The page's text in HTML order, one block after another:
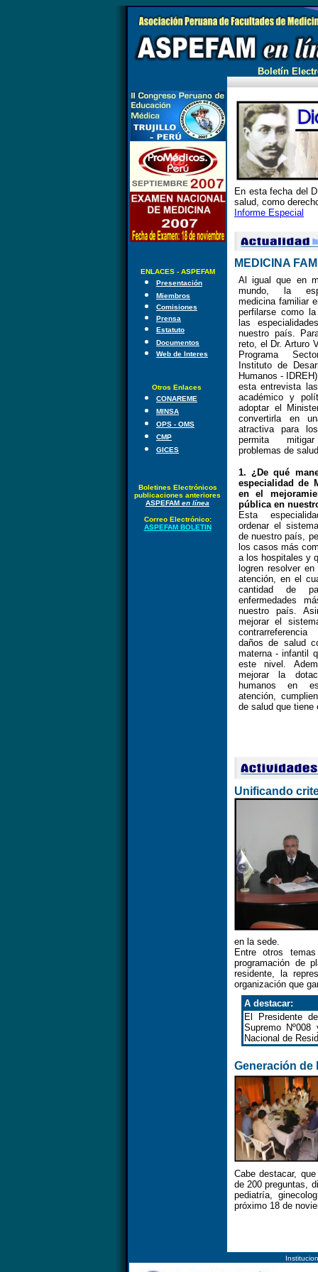
Boletín
ENLACES - ASPEFAM
Presentación
Miembros
Comisiones
Prensa
Estatuto
Documentos
Web de Interes
Otros Enlaces
CONAREME
MINSA
OPS - OMS
CMP
GICES
Boletines Electrónicos
publicaciones anteriores
ASPEFAM en línea
Correo Electrónico:
ASPEFAM BOLETIN
En esta fecha del
salud, como
Informe Especial
MEDICINA
Al igual que en
mundo, la
medicina familiar
perfilarse como
las
nuestro país.
reto, el Dr. Arturo
Programa
Instituto de
Humanos -
esta entrevista
académico y
adoptar el
convertirla en
atractiva para
permita
problemas de
1. ¿De qué
especialidad de
en el
pública en
Esta
ordenar el
de nuestro país,
los casos más
a los hospitales y
logren resolver
atención, en el
cantidad de
enfermedades
nuestro país.
mejorar el
daños de salud
materna - infantil
este nivel.
mejorar la
humanos en
atención,
de salud que tiene
Unificando
en la sede.
Entre otros
programación de
residente, la
organización que
A destacar:
El Presidente
Supremo
Nacional de
Generación de
Cabe destacar,
de 200 preguntas,
pediatría,
próximo 18 de